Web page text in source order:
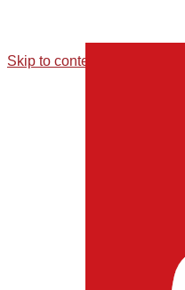
Skip to content